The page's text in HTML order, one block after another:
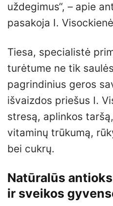
uždegimus“, – apie
pasakoja I.
Tiesa, specialistė
turėtume ne tik
pagrindinius geros
išvaizdos priešus I.
stresą, aplinkos
vitaminų trūkumą,
bei cukrų.
Natūralūs
ir sveikos